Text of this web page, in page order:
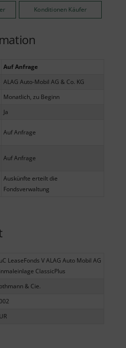
Konditionen Käufer
Auf Anfrage
ALAG Auto-Mobil AG & Co. KG
Monatlich, zu Beginn
Ja
Auf Anfrage
Auf Anfrage
Auskünfte erteilt die
Fondsverwaltung
LeaseFonds V ALAG Auto Mobil AG
ClassicPlus
& Cie.